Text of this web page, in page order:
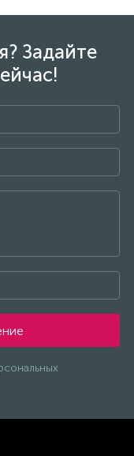
Задайте